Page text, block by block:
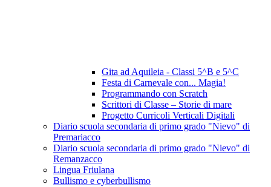
Gita ad Aquileia - Classi 5^B e 5^C
Festa di Carnevale con... Magia!
Programmando con Scratch
Scrittori di Classe – Storie di mare
Progetto Curricoli Verticali Digitali
Diario scuola secondaria di primo grado "Nievo" di
Premariacco
Diario scuola secondaria di primo grado "Nievo" di
Remanzacco
Lingua Friulana
Bullismo e cyberbullismo